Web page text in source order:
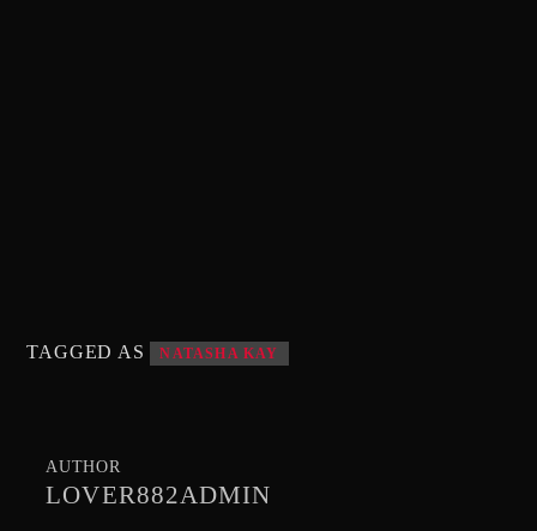
TAGGED AS NATASHA KAY
AUTHOR
LOVER882ADMIN